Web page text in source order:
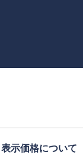
表示価格について